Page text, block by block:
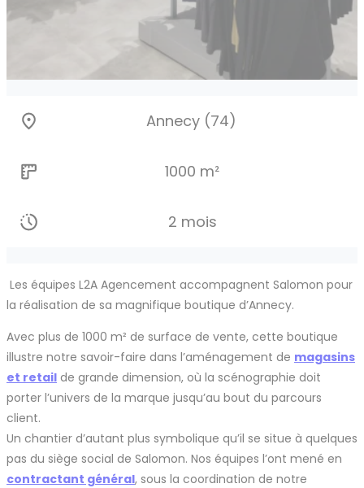
Annecy (74)
1000 m²
2 mois
Les équipes L2A Agencement accompagnent Salomon pour
la réalisation de sa magnifique boutique d’Annecy.
Avec plus de 1000 m² de surface de vente, cette boutique
illustre notre savoir-faire dans l’aménagement de magasins
et retail de grande dimension, où la scénographie doit
porter l’univers de la marque jusqu’au bout du parcours
client.
Un chantier d’autant plus symbolique qu’il se situe à quelques
pas du siège social de Salomon. Nos équipes l’ont mené en
contractant général, sous la coordination de notre